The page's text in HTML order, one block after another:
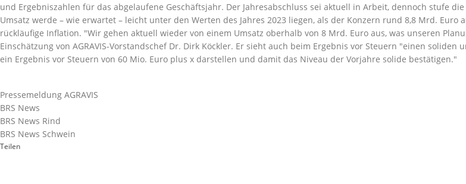
und Ergebniszahlen für das abgelaufene Geschäftsjahr. Der Jahresabschluss sei aktuell in Arbeit, dennoch stufe die
Umsatz werde – wie erwartet – leicht unter den Werten des Jahres 2023 liegen, als der Konzern rund 8,8 Mrd.
rückläufige Inflation. Wir gehen aktuell wieder von einem Umsatz oberhalb von 8 Mrd. Euro aus, was unseren
Einschätzung von AGRAVIS-Vorstandschef Dr. Dirk Köckler. Er sieht auch beim Ergebnis vor Steuern
einen soliden
ein Ergebnis vor Steuern von 60 Mio. Euro plus x darstellen und damit das Niveau der Vorjahre solide bestätigen.
Pressemeldung AGRAVIS
BRS News
BRS News Rind
BRS News Schwein
Teilen